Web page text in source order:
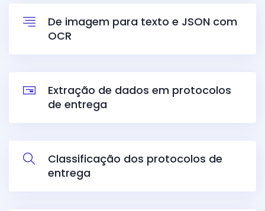
De imagem para texto e JSON com
OCR
Extração de dados em protocolos
de entrega
Classificação dos protocolos de
entrega